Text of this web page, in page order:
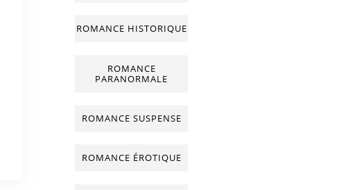
ROMANCE HISTORIQUE
ROMANCE
PARANORMALE
ROMANCE SUSPENSE
ROMANCE ÉROTIQUE